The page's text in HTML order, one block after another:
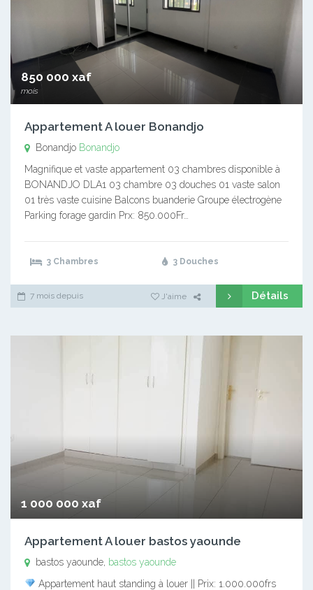
850 000 xaf
mois
Appartement A louer Bonandjo
Bonandjo Bonandjo
Magnifique et vaste appartement 03 chambres disponible à
BONANDJO DLA1 03 chambre 03 douches 01 vaste salon
01 très vaste cuisine Balcons buanderie Groupe électrogène
Parking forage gardin Prx: 850.000Fr…
3 Chambres 3 Douches
7 mois depuis J'aime Détails
1 000 000 xaf
Appartement A louer bastos yaounde
bastos yaounde, bastos yaounde
Appartement haut standing à louer || Prix: 1.000.000frs